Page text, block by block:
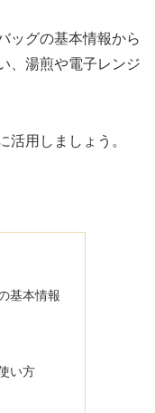
ッグの基本情報から
、湯煎や電子レンジ
活用しましょう。
基本情報
い方